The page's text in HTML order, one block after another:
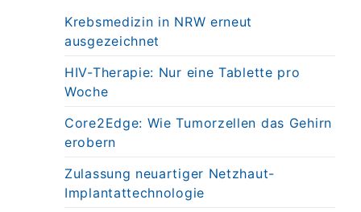
Krebsmedizin in NRW erneut
ausgezeichnet
HIV-Therapie: Nur eine Tablette pro
Woche
Core2Edge: Wie Tumorzellen das Gehirn
erobern
Zulassung neuartiger Netzhaut-
Implantattechnologie